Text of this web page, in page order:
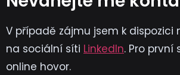
V případě zájmu jsem k dispozici
na sociální síti LinkedIn. Pro první
online hovor.